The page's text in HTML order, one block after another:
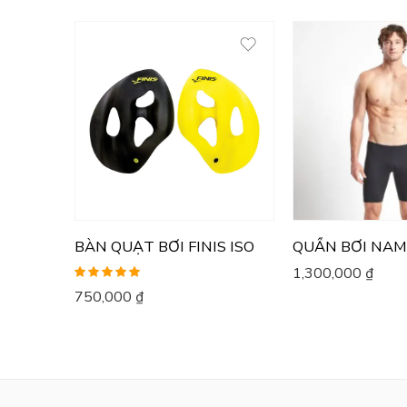
BÀN QUẠT BƠI FINIS ISO
Được xếp
hạng5.005
750,000 ₫
1,300,000 ₫